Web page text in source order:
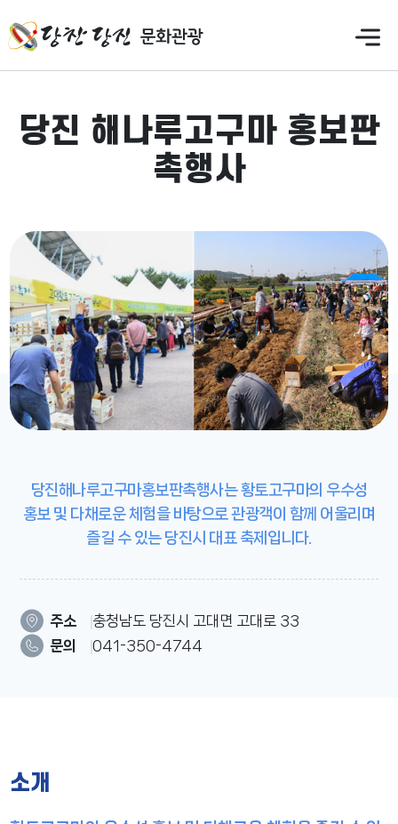
당진 해나루고구마 홍보판
촉행사
주소
충청남도 당진시 고대면 고대로 33
문의
041-350-4744
당진해나루고구마홍보판촉행사는 황토고구마의 우수성
홍보 및 다채로운 체험을 바탕으로 관광객이 함께 어울리며
즐길 수 있는 당진시 대표 축제입니다.
소개
족
도